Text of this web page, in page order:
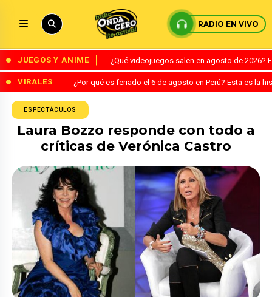
RADIO EN VIVO
JUEGOS Y ANIME ¿Qué videojuegos salen en agosto de
VIRALES ¿Por qué es feriado el 6 de agosto en Perú? Esta es la
ESPECTÁCULOS
Laura Bozzo responde con todo a
críticas de Verónica Castro